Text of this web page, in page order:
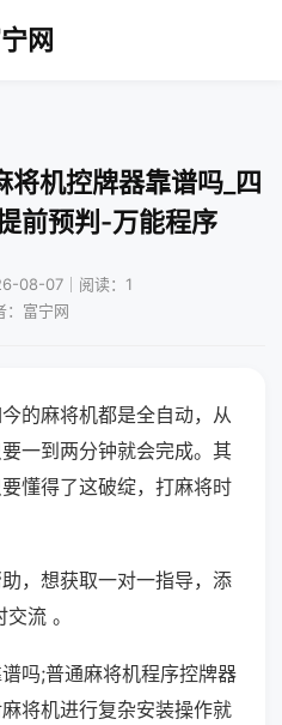
网
机控牌器靠谱吗_四
前预判-万能程序
08-07｜阅读：1
：富宁网
的麻将机都是全自动，从
一到两分钟就会完成。其
懂得了这破绽，打麻将时
，想获取一对一指导，添
流 。
吗;普通麻将机程序控牌器
将机进行复杂安装操作就